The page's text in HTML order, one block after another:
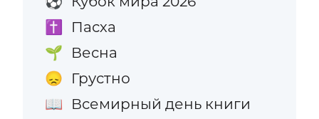
✝️ Пасха
🌱 Весна
😞 Грустно
📖 Всемирный день книги